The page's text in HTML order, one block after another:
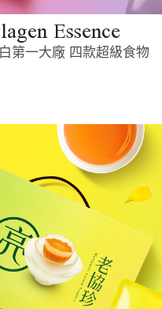
Essence
第一大廠 四款超級食物